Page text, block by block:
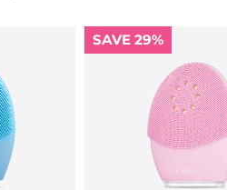
SAVE 29%